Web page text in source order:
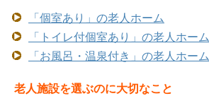
「個室あり」の老人ホーム
「トイレ付個室あり」の老人ホーム
「お風呂・温泉付き」の老人ホーム
老人施設を選ぶのに大切なこと